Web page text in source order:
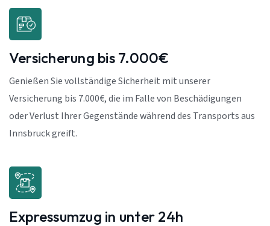
Versicherung bis 7.000€
Genießen Sie vollständige Sicherheit mit unserer
Versicherung bis 7.000€, die im Falle von Beschädigungen
oder Verlust Ihrer Gegenstände während des Transports aus
Innsbruck greift.
Expressumzug in unter 24h